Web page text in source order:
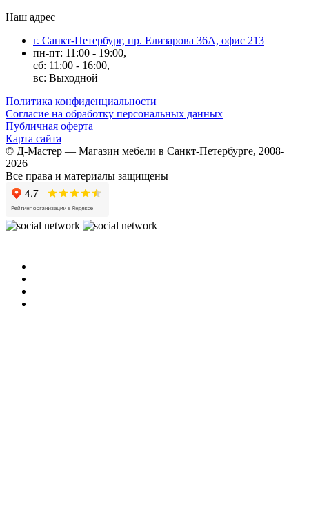
Наш адрес
г. Санкт-Петербург, пр. Елизарова 36А, офис 213
пн-пт: 11:00 - 19:00,
сб: 11:00 - 16:00,
вс: Выходной
Политика конфиденциальности
Согласие на обработку персональных данных
Публичная оферта
Карта сайта
© Д-Мастер — Магазин мебели в Санкт-Петербурге, 2008-
2026
Все права и материалы защищены